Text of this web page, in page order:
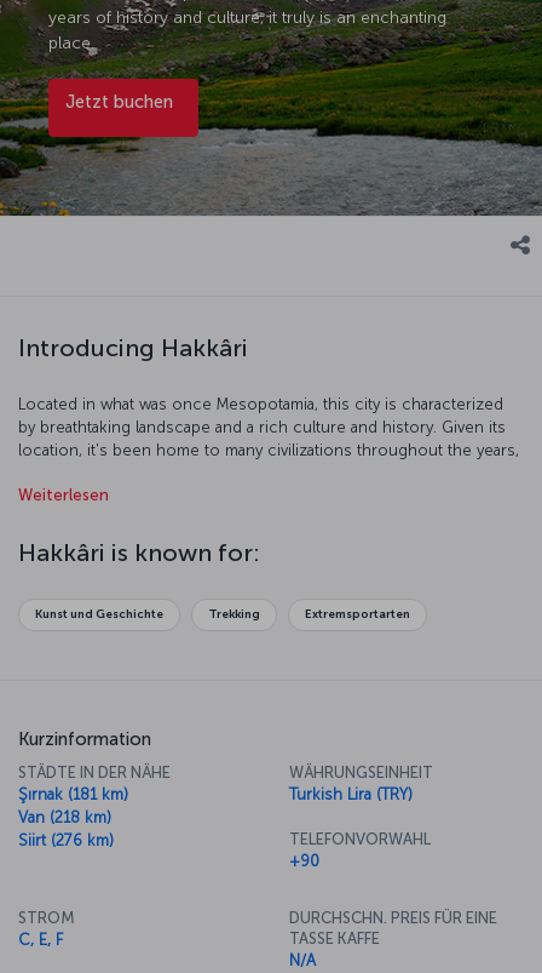
years of history and culture, it truly is an enchanting
place.
Jetzt buchen
Introducing Hakkâri
Located in what was once Mesopotamia, this city is characterized
by breathtaking landscape and a rich culture and history. Given its
location, it's been home to many civilizations throughout the years,
Akkoyunlu and Ottoman Empires. Many parts of the city are under
lend themselves to some excellent skiing and extreme sports.
Weiterlesen
Hakkâri is known for:
Kunst und Geschichte Trekking Extremsportarten
Kurzinformation
STÄDTE IN DER NÄHE
Şırnak (181 km)
Van (218 km)
Siirt (276 km)
WÄHRUNGSEINHEIT
Turkish Lira (TRY)
TELEFONVORWAHL
+90
STROM
C, E, F
DURCHSCHN. PREIS FÜR EINE
TASSE KAFFE
N/A